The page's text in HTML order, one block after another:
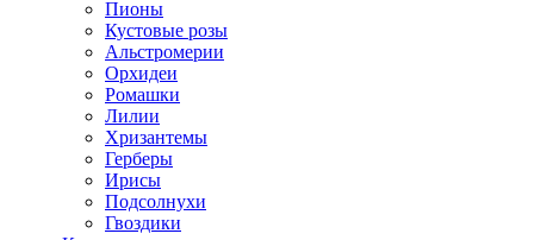
Пионы
Кустовые розы
Альстромерии
Орхидеи
Ромашки
Лилии
Хризантемы
Герберы
Ирисы
Подсолнухи
Гвоздики